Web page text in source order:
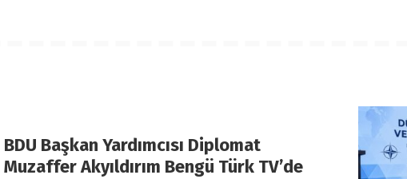
BDU Başkan Yardımcısı Diplomat
Muzaffer Akyıldırım Bengü Türk TV’de